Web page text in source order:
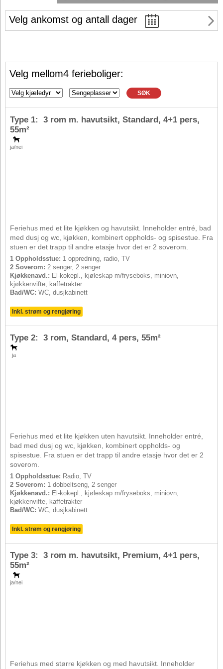
Velg ankomst og antall dager
Velg mellom4 ferieboliger:
SØK
ja/nei
Type 1: 3 rom m. havutsikt, Standard, 4+1 pers,
55m²
1 Oppholdsstue: 1 oppredning, radio, TV
2 Soverom: 2 senger, 2 senger
Kjøkkenavd.: El-kokepl., kjøleskap m/fryseboks, miniovn,
kjøkkenvifte, kaffetrakter
Bad/WC: WC, dusjkabinett
Feriehus med et lite kjøkken og havutsikt. Inneholder entré, bad
med dusj og wc, kjøkken, kombinert oppholds- og spisestue. Fra
stuen er det trapp til andre etasje hvor det er 2 soverom.
Inkl. strøm og rengjøring
ja
Type 2: 3 rom, Standard, 4 pers, 55m²
1 Oppholdsstue: Radio, TV
2 Soverom: 1 dobbeltseng, 2 senger
Kjøkkenavd.: El-kokepl., kjøleskap m/fryseboks, miniovn,
kjøkkenvifte, kaffetrakter
Bad/WC: WC, dusjkabinett
Feriehus med et lite kjøkken uten havutsikt. Inneholder entré,
bad med dusj og wc, kjøkken, kombinert oppholds- og
spisestue. Fra stuen er det trapp til andre etasje hvor det er 2
soverom.
Inkl. strøm og rengjøring
ja/nei
Type 3: 3 rom m. havutsikt, Premium, 4+1 pers,
55m²
Feriehus med større kjøkken og med havutsikt. Inneholder